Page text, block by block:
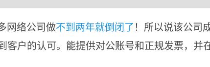
网络公司做不到两年就倒闭了 ！所以说该公司
客户的认可。能提供对公账号和正规发票，并